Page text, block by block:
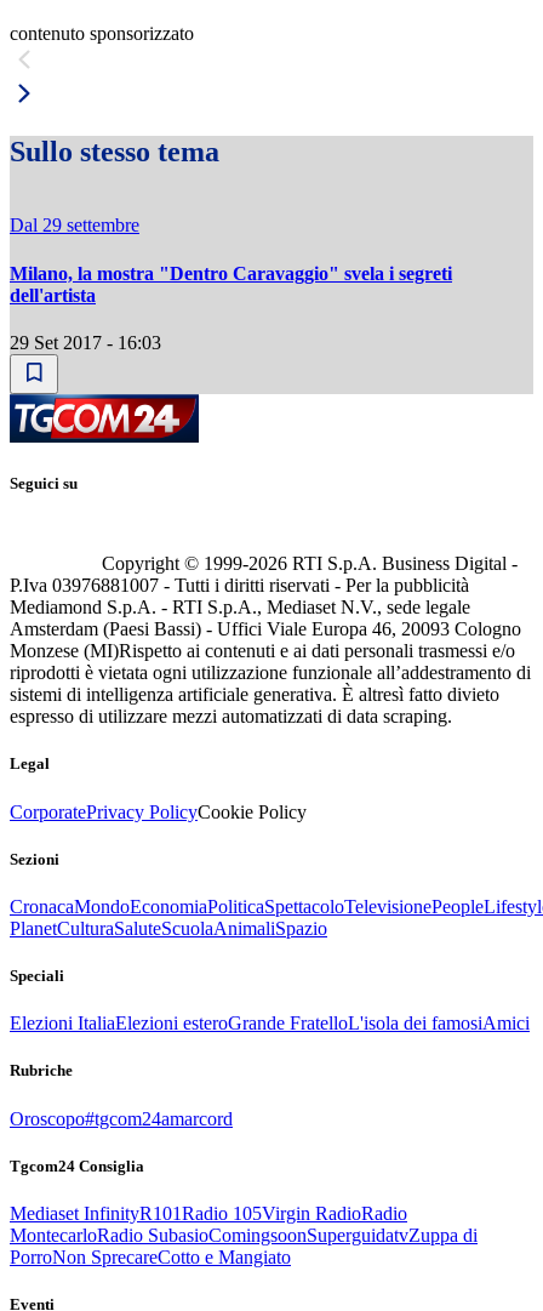
contenuto sponsorizzato
Sullo stesso tema
Dal 29 settembre
Milano, la mostra "Dentro Caravaggio" svela i segreti
dell'artista
29 Set 2017 - 16:03
Seguici su
Copyright © 1999-2026 RTI S.p.A. Business Digital -
P.Iva 03976881007 - Tutti i diritti riservati - Per la pubblicità
Mediamond S.p.A. - RTI S.p.A., Mediaset N.V., sede legale
Amsterdam (Paesi Bassi) - Uffici Viale Europa 46, 20093 Cologno
Monzese (MI)Rispetto ai contenuti e ai dati personali trasmessi e/o
riprodotti è vietata ogni utilizzazione funzionale all’addestramento di
sistemi di intelligenza artificiale generativa. È altresì fatto divieto
espresso di utilizzare mezzi automatizzati di data scraping.
Legal
CorporatePrivacy PolicyCookie Policy
Sezioni
CronacaMondoEconomiaPoliticaSpettacoloTelevisionePeople
PlanetCulturaSaluteScuolaAnimaliSpazio
Speciali
Elezioni ItaliaElezioni esteroGrande FratelloL'isola dei famosiAmici
Rubriche
Oroscopo#tgcom24amarcord
Tgcom24 Consiglia
Mediaset InfinityR101Radio 105Virgin RadioRadio
MontecarloRadio SubasioComingsoonSuperguidatvZuppa di
PorroNon SprecareCotto e Mangiato
Eventi